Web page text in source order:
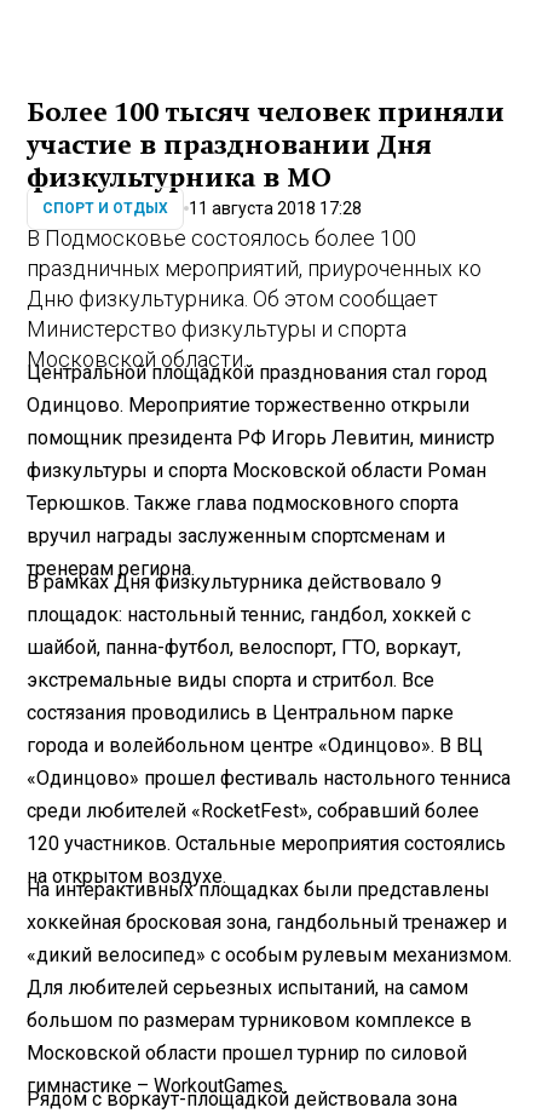
Более 100 тысяч человек приняли
участие в праздновании Дня
физкультурника в МО
СПОРТ И ОТДЫХ 11 августа 2018 17:28
В Подмосковье состоялось более 100
праздничных мероприятий, приуроченных ко
Дню физкультурника. Об этом сообщает
Министерство физкультуры и спорта
Московской области.
Центральной площадкой празднования стал город
Одинцово. Мероприятие торжественно открыли
помощник президента РФ Игорь Левитин, министр
физкультуры и спорта Московской области Роман
Терюшков. Также глава подмосковного спорта
вручил награды заслуженным спортсменам и
тренерам региона.
В рамках Дня физкультурника действовало 9
площадок: настольный теннис, гандбол, хоккей с
шайбой, панна-футбол, велоспорт, ГТО, воркаут,
экстремальные виды спорта и стритбол. Все
состязания проводились в Центральном парке
города и волейбольном центре «Одинцово». В ВЦ
«Одинцово» прошел фестиваль настольного тенниса
среди любителей «RocketFest», собравший более
120 участников. Остальные мероприятия состоялись
на открытом воздухе.
На интерактивных площадках были представлены
хоккейная бросковая зона, гандбольный тренажер и
«дикий велосипед» с особым рулевым механизмом.
Для любителей серьезных испытаний, на самом
большом по размерам турниковом комплексе в
Московской области прошел турнир по силовой
гимнастике – WorkoutGames.
Рядом с воркаут-площадкой действовала зона